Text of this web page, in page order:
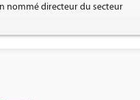
nommé directeur du secteur